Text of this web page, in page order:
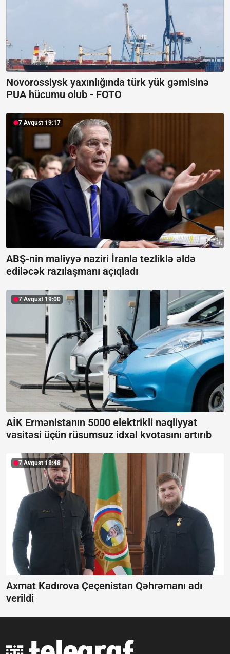
Novorossiysk yaxınlığında türk yük gəmisinə
PUA hücumu olub - FOTO
7 Avqust 19:17
ABŞ-nin maliyyə naziri İranla tezliklə əldə
ediləcək razılaşmanı açıqladı
7 Avqust 19:00
AİK Ermənistanın 5000 elektrikli nəqliyyat
vasitəsi üçün rüsumsuz idxal kvotasını artırıb
7 Avqust 18:48
Axmat Kadırova Çeçenistan Qəhrəmanı adı
verildi